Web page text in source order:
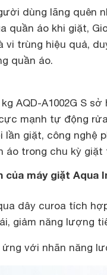
dùng lãng quên
quần áo khi giặt,
vi trùng hiệu quả,
quần áo.
AQD-A1002G S
mạnh tự động
giặt, công nghệ
áo trong chu kỳ giặt
máy giặt Aqua
dây curoa tích
giảm năng lượng
với nhãn năng